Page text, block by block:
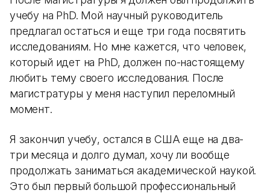
учебу на PhD. Мой научный руководитель
предлагал остаться и еще три года посвятить
исследованиям. Но мне кажется, что человек,
который идет на PhD, должен по-настоящему
любить тему своего исследования. После
магистратуры у меня наступил переломный
момент.
Я закончил учебу, остался в США еще на два-
три месяца и долго думал, хочу ли вообще
продолжать заниматься академической наукой.
Это был первый большой профессиональный